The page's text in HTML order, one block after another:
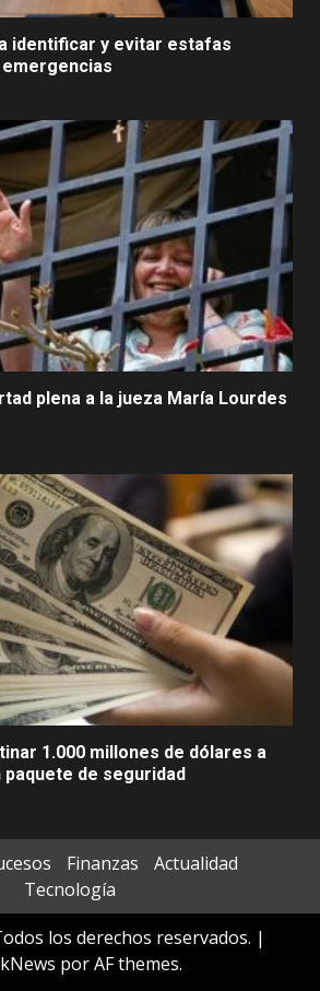
identificar y evitar estafas
plena a la jueza María Lourdes
1.000 millones de dólares a
paquete de seguridad
Finanzas
Actualidad
Tecnología
los derechos reservados. |
por AF themes.